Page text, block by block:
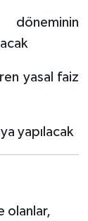
yasal faiz
yapılacak
olanlar,